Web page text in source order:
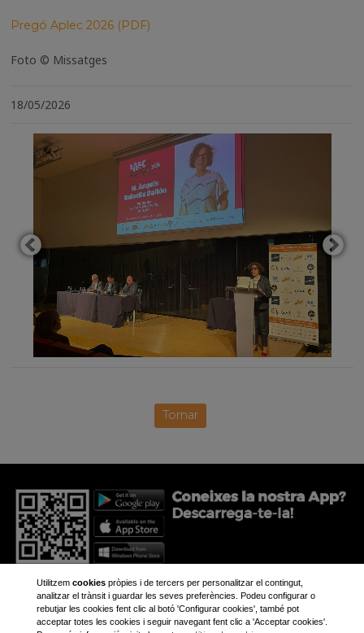
Pregó Aplec 2026 (PDF)
Foto © Missatges
18/05/2026
Tornar
Utilitzem cookiespròpies i de tercers per personalitzar el contingut,
analitzar el trànsit i guardar les seves preferències. Podeu configurar o
rebutjar les cookies fent clic al botó 'Configurar cookies', també pot
acceptar totes les cookies i seguir navegant fent clic a 'Acceptar cookies'.